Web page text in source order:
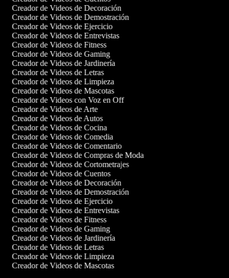
Creador de Videos de Decoración
Creador de Videos de Demostración
Creador de Videos de Ejercicio
Creador de Videos de Entrevistas
Creador de Videos de Fitness
Creador de Videos de Gaming
Creador de Videos de Jardinería
Creador de Videos de Letras
Creador de Videos de Limpieza
Creador de Videos de Mascotas
Creador de Videos con Voz en Off
Creador de Videos de Arte
Creador de Videos de Autos
Creador de Videos de Cocina
Creador de Videos de Comedia
Creador de Videos de Comentario
Creador de Videos de Compras de Moda
Creador de Videos de Cortometrajes
Creador de Videos de Cuentos
Creador de Videos de Decoración
Creador de Videos de Demostración
Creador de Videos de Ejercicio
Creador de Videos de Entrevistas
Creador de Videos de Fitness
Creador de Videos de Gaming
Creador de Videos de Jardinería
Creador de Videos de Letras
Creador de Videos de Limpieza
Creador de Videos de Mascotas